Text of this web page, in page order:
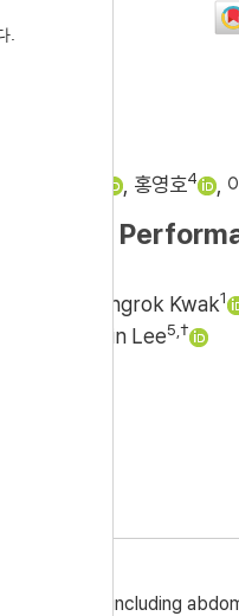
홍영호4
Growth
Kyeongrok Kwak1
Sung-Jin Lee5 †
transport, including
.